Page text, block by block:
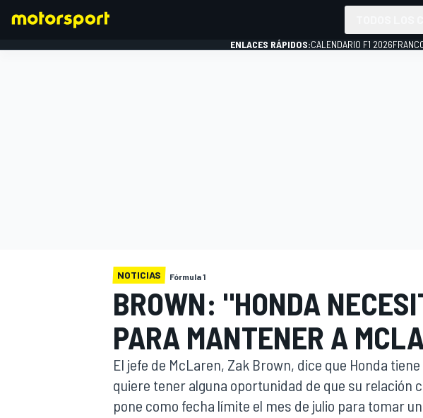
INDYCAR
ENLACES RÁPIDOS:CALENDARIO F1 2026
NOTICIAS Fórmula 1
BROWN: "HONDA
PARA MANTENER A
El jefe de McLaren, Zak Brown, dice que Honda
quiere tener alguna oportunidad de que su relación
pone como fecha límite el mes de julio para tomar